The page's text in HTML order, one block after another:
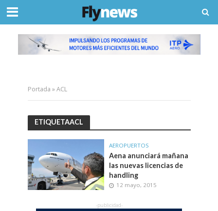
Portada »ACL
ETIQUETAACL
AEROPUERTOS
Aena anunciará mañana
las nuevas licencias de
handling
12 mayo, 2015